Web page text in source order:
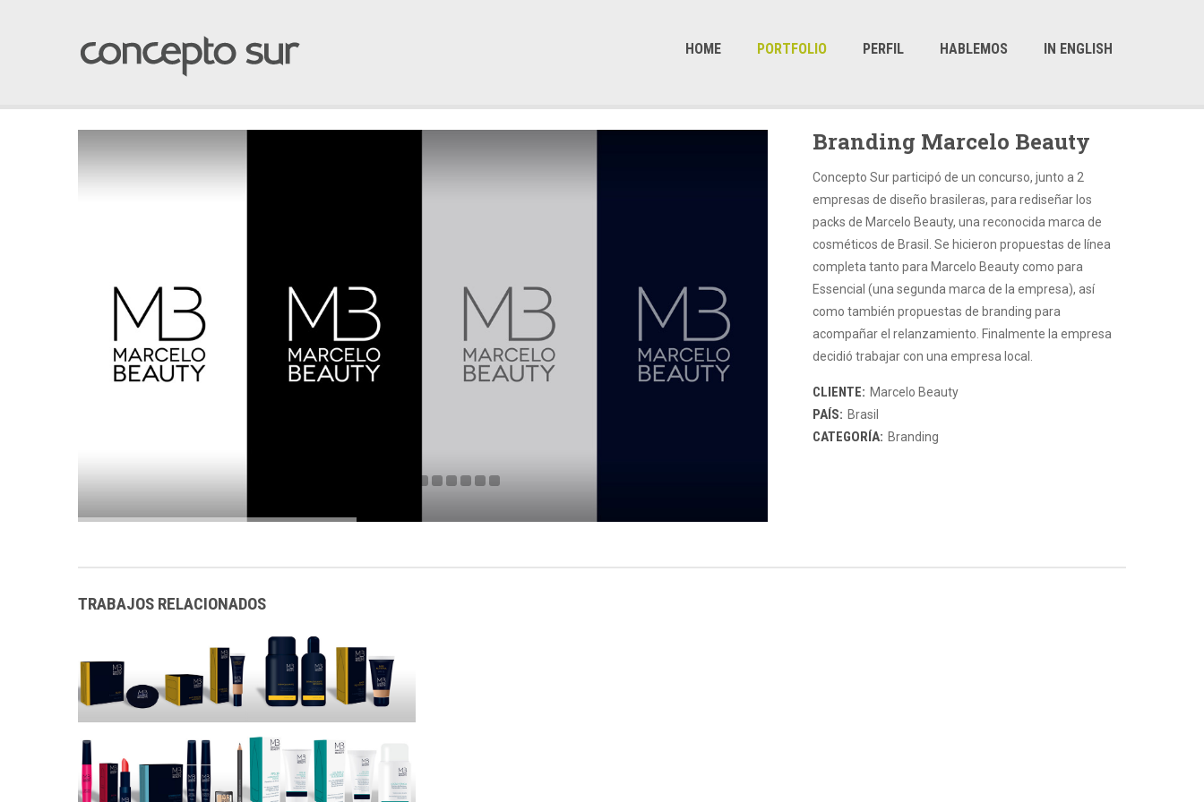
HOME PORTFOLIO PERFIL HABLEMOS IN ENGLISH
Branding Marcelo Beauty
Concepto Sur participó de un concurso, junto a 2
empresas de diseño brasileras, para rediseñar los
packs de Marcelo Beauty, una reconocida marca de
cosméticos de Brasil. Se hicieron propuestas de línea
completa tanto para Marcelo Beauty como para
Essencial (una segunda marca de la empresa), así
como también propuestas de branding para
acompañar el relanzamiento. Finalmente la empresa
decidió trabajar con una empresa local.
CLIENTE: Marcelo Beauty
PAÍS: Brasil
CATEGORÍA: Branding
TRABAJOS RELACIONADOS